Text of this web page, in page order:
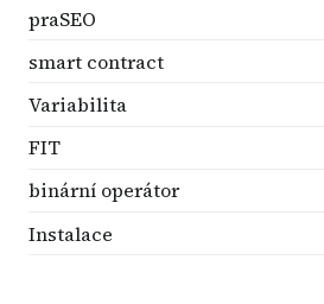
praSEO
smart contract
Variabilita
FIT
binární operátor
Instalace